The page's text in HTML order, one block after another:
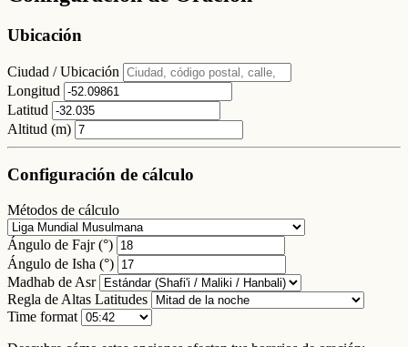
Ubicación
Ciudad / Ubicación
Longitud
Latitud
Altitud (m)
Configuración de cálculo
Métodos de cálculo
Ángulo de Fajr (°)
Ángulo de Isha (°)
Madhab de Asr
Regla de Altas Latitudes
Time format